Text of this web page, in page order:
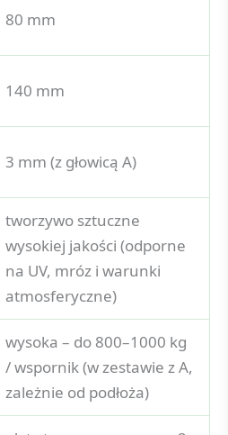
80 mm
140 mm
3 mm (z głowicą A)
tworzywo sztuczne
wysokiej jakości (odporne
na UV, mróz i warunki
atmosferyczne)
wysoka – do 800–1000 kg
/ wspornik (w zestawie z A,
zależnie od podłoża)